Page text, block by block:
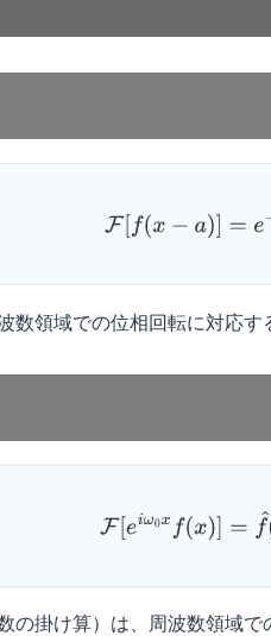
F[f(x −a)]= e− ω
数領域での位相回転に対応す
F[eiω 0xf(x ]=f ^(
の掛け算）は、周波数領域で